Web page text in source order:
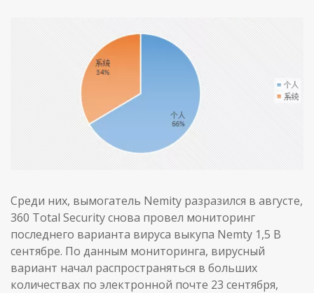
Среди них, вымогатель Nemity разразился в августе,
360 Total Security снова провел мониторинг
последнего варианта вируса выкупа Nemty 1,5 В
сентябре. По данным мониторинга, вирусный
вариант начал распространяться в больших
количествах по электронной почте 23 сентября,